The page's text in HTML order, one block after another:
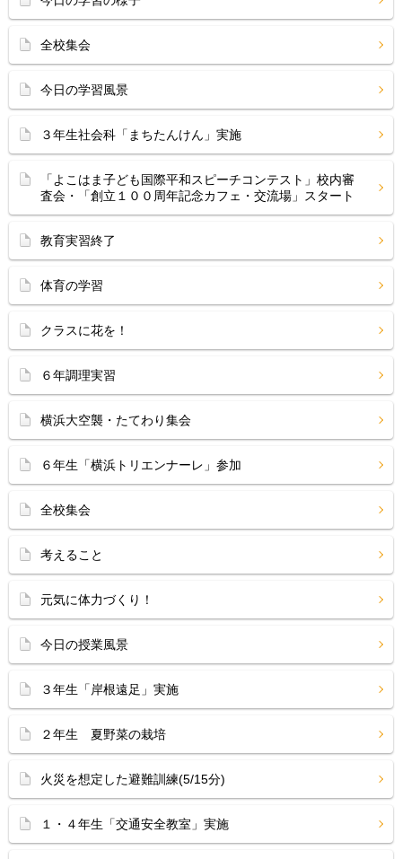
全校集会
今日の学習風景
３年生社会科「まちたんけん」実施
「よこはま子ども国際平和スピーチコンテスト」校内審
査会・「創立１００周年記念カフェ・交流場」スタート
教育実習終了
体育の学習
クラスに花を！
６年調理実習
横浜大空襲・たてわり集会
６年生「横浜トリエンナーレ」参加
全校集会
考えること
元気に体力づくり！
今日の授業風景
３年生「岸根遠足」実施
２年生 夏野菜の栽培
火災を想定した避難訓練(5/15分)
１・４年生「交通安全教室」実施